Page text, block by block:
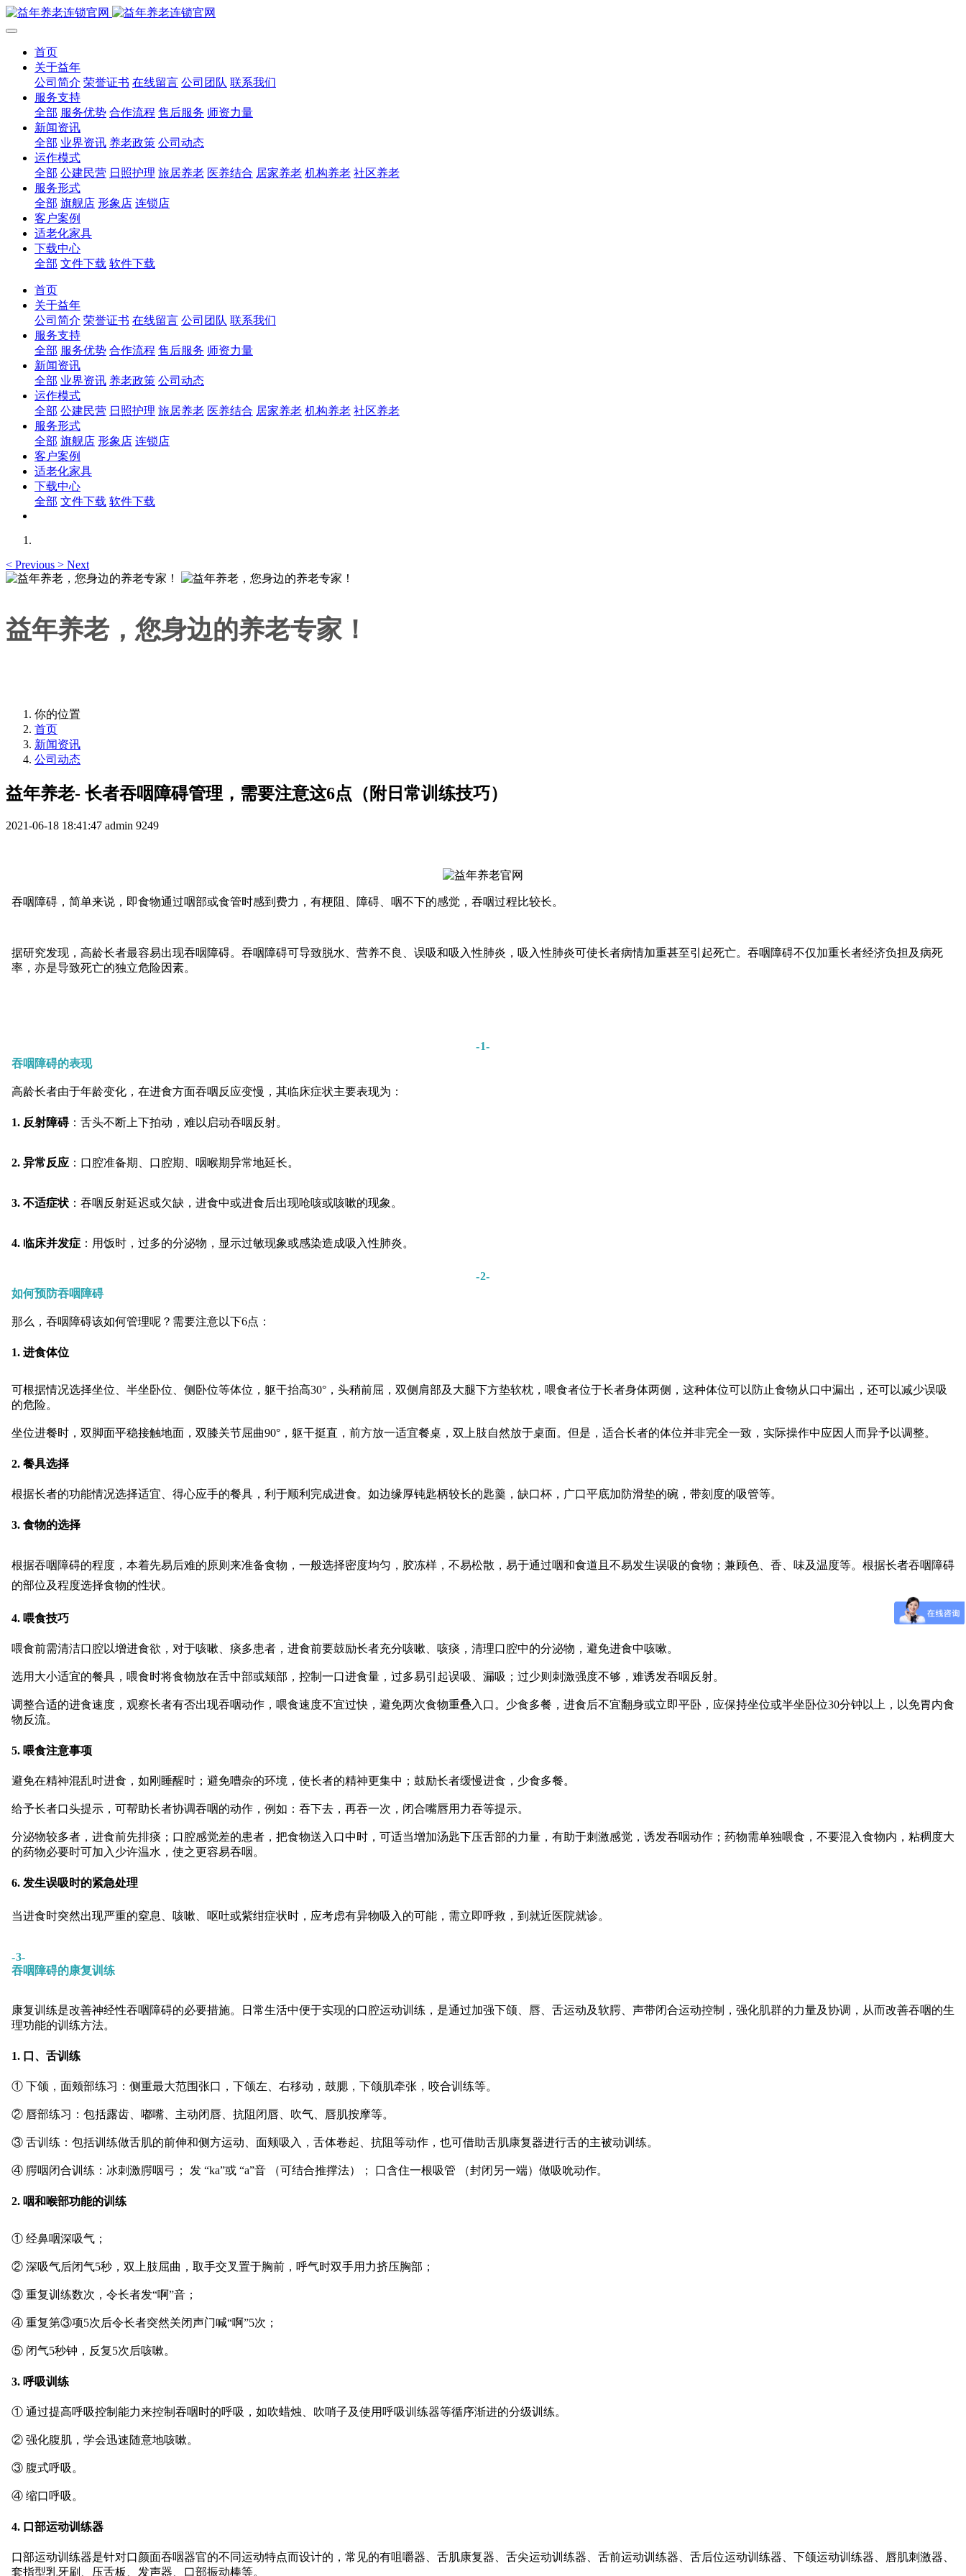
首页
关于益年
公司简介 荣誉证书 在线留言 公司团队 联系我们
服务支持
全部 服务优势 合作流程 售后服务 师资力量
新闻资讯
全部 业界资讯 养老政策 公司动态
运作模式
全部 公建民营 日照护理 旅居养老 医养结合 居家养老 机构养老 社区养老
服务形式
全部 旗舰店 形象店 连锁店
客户案例
适老化家具
下载中心
全部 文件下载 软件下载
首页
关于益年
公司简介 荣誉证书 在线留言 公司团队 联系我们
服务支持
全部 服务优势 合作流程 售后服务 师资力量
新闻资讯
全部 业界资讯 养老政策 公司动态
运作模式
全部 公建民营 日照护理 旅居养老 医养结合 居家养老 机构养老 社区养老
服务形式
全部 旗舰店 形象店 连锁店
客户案例
适老化家具
下载中心
全部 文件下载 软件下载
< Previous > Next
益年养老，您身边的养老专家！
你的位置
首页
新闻资讯
公司动态
益年养老- 长者吞咽障碍管理，需要注意这6点（附日常训练技巧）
2021-06-18 18:41:47 admin 9249
吞咽障碍，简单来说，即食物通过咽部或食管时感到费力，有梗阻、障碍、咽不下的感觉，吞咽过程比较长。
据研究发现，高龄长者最容易出现吞咽障碍。吞咽障碍可导致脱水、营养不良、误吸和吸入性肺炎，吸入性肺炎可使长者病情加重甚至引起死亡。吞咽障碍不仅加重长者经济负担及病死
率，亦是导致死亡的独立危险因素。
-1-
吞咽障碍的表现
高龄长者由于年龄变化，在进食方面吞咽反应变慢，其临床症状主要表现为：
1. 反射障碍：舌头不断上下拍动，难以启动吞咽反射。
2. 异常反应 ：口腔准备期、口腔期、咽喉期异常地延长。
3. 不适症状 ：吞咽反射延迟或欠缺，进食中或进食后出现呛咳或咳嗽的现象。
4. 临床并发症 ：用饭时，过多的分泌物，显示过敏现象或感染造成吸入性肺炎。
-2-
如何预防吞咽障碍
那么，吞咽障碍该如何管理呢？需要注意以下6点：
1. 进食体位
可根据情况选择坐位、半坐卧位、侧卧位等体位，躯干抬高30°，头稍前屈，双侧肩部及大腿下方垫软枕，喂食者位于长者身体两侧，这种体位可以防止食物从口中漏出，还可以减少误吸
的危险。
坐位进餐时，双脚面平稳接触地面，双膝关节屈曲90°，躯干挺直，前方放一适宜餐桌，双上肢自然放于桌面。但是，适合长者的体位并非完全一致，实际操作中应因人而异予以调整。
2. 餐具选择
根据长者的功能情况选择适宜、得心应手的餐具，利于顺利完成进食。如边缘厚钝匙柄较长的匙羹，缺口杯，广口平底加防滑垫的碗，带刻度的吸管等。
3. 食物的选择
根据吞咽障碍的程度，本着先易后难的原则来准备食物，一般选择密度均匀，胶冻样，不易松散，易于通过咽和食道且不易发生误吸的食物；兼顾色、香、味及温度等。根据长者吞咽障碍
的部位及程度选择食物的性状。
4. 喂食技巧
喂食前需清洁口腔以增进食欲，对于咳嗽、痰多患者，进食前要鼓励长者充分咳嗽、咳痰，清理口腔中的分泌物，避免进食中咳嗽。
选用大小适宜的餐具，喂食时将食物放在舌中部或颊部，控制一口进食量，过多易引起误吸、漏吸；过少则刺激强度不够，难诱发吞咽反射。
调整合适的进食速度，观察长者有否出现吞咽动作，喂食速度不宜过快，避免两次食物重叠入口。少食多餐，进食后不宜翻身或立即平卧，应保持坐位或半坐卧位30分钟以上，以免胃内食
物反流。
5. 喂食注意事项
避免在精神混乱时进食，如刚睡醒时；避免嘈杂的环境，使长者的精神更集中；鼓励长者缓慢进食，少食多餐。
给予长者口头提示，可帮助长者协调吞咽的动作，例如：吞下去，再吞一次，闭合嘴唇用力吞等提示。
分泌物较多者，进食前先排痰；口腔感觉差的患者，把食物送入口中时，可适当增加汤匙下压舌部的力量，有助于刺激感觉，诱发吞咽动作；药物需单独喂食，不要混入食物内，粘稠度大
的药物必要时可加入少许温水，使之更容易吞咽。
6. 发生误吸时的紧急处理
当进食时突然出现严重的窒息、咳嗽、呕吐或紫绀症状时，应考虑有异物吸入的可能，需立即呼救，到就近医院就诊。
-3-
吞咽障碍的康复训练
康复训练是改善神经性吞咽障碍的必要措施。日常生活中便于实现的口腔运动训练，是通过加强下颌、唇、舌运动及软腭、声带闭合运动控制，强化肌群的力量及协调，从而改善吞咽的生
理功能的训练方法。
1. 口、舌训练
① 下颌，面颊部练习：侧重最大范围张口，下颌左、右移动，鼓腮，下颌肌牵张，咬合训练等。
② 唇部练习：包括露齿、嘟嘴、主动闭唇、抗阻闭唇、吹气、唇肌按摩等。
③ 舌训练：包括训练做舌肌的前伸和侧方运动、面颊吸入，舌体卷起、抗阻等动作，也可借助舌肌康复器进行舌的主被动训练。
④ 腭咽闭合训练：冰刺激腭咽弓； 发 “ka”或 “a”音 （可结合推撑法）； 口含住一根吸管 （封闭另一端）做吸吮动作。
2. 咽和喉部功能的训练
① 经鼻咽深吸气；
② 深吸气后闭气5秒，双上肢屈曲，取手交叉置于胸前，呼气时双手用力挤压胸部；
③ 重复训练数次，令长者发“啊”音；
④ 重复第③项5次后令长者突然关闭声门喊“啊”5次；
⑤ 闭气5秒钟，反复5次后咳嗽。
3. 呼吸训练
① 通过提高呼吸控制能力来控制吞咽时的呼吸，如吹蜡烛、吹哨子及使用呼吸训练器等循序渐进的分级训练。
② 强化腹肌，学会迅速随意地咳嗽。
③ 腹式呼吸。
④ 缩口呼吸。
4. 口部运动训练器
口部运动训练器是针对口颜面吞咽器官的不同运动特点而设计的，常见的有咀嚼器、舌肌康复器、舌尖运动训练器、舌前运动训练器、舌后位运动训练器、下颌运动训练器、唇肌刺激器、
套指型乳牙刷、压舌板、发声器、口部振动棒等。